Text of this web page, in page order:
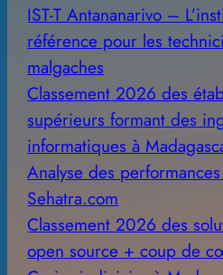
IST-T Antananarivo –
référence pour les
malgaches
Classement 2026 des
supérieurs formant des
informatiques à
Analyse des
Sehatra.com
Classement 2026 des
open source + coup de